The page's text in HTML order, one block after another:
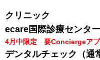
クリニック
ecare国際診療センター
4月中限定 要Conciergeアプ
デンタルチェック（通